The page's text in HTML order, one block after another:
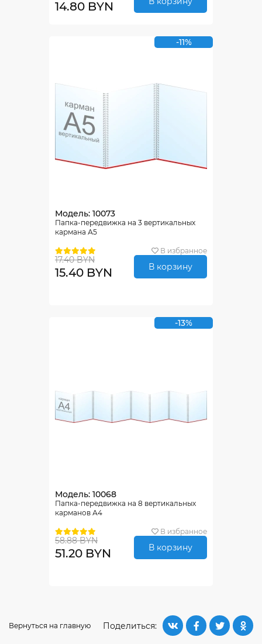
14.80 BYN
-11%
Модель: 10073
Папка-передвижка на 3 вертикальных
кармана А5
В избранное
17.40 BYN
15.40 BYN В корзину
-13%
Модель: 10068
Папка-передвижка на 8 вертикальных
карманов А4
В избранное
58.88 BYN
51.20 BYN В корзину
Поделиться:
Вернуться на главную